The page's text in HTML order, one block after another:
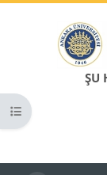
ŞU
Kurs dizinini aç